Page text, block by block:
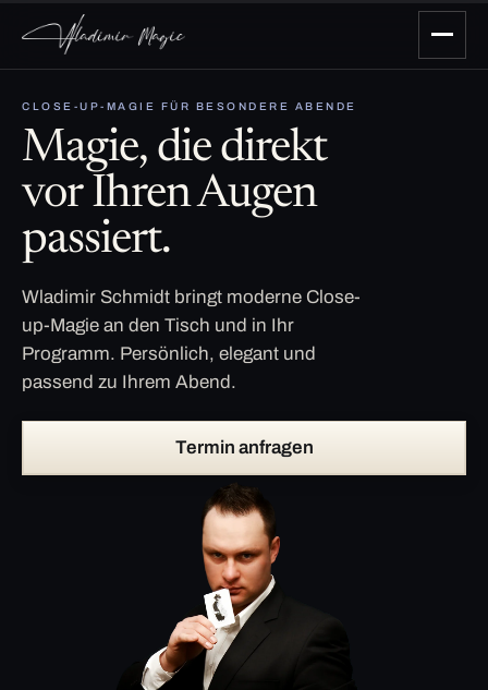
CLOSE-UP-MAGIE FÜR BESONDERE ABENDE
Magie, die direkt
vor Ihren Augen
passiert.
Wladimir Schmidt bringt moderne Close-
up-Magie an den Tisch und in Ihr
Programm. Persönlich, elegant und
passend zu Ihrem Abend.
Termin anfragen